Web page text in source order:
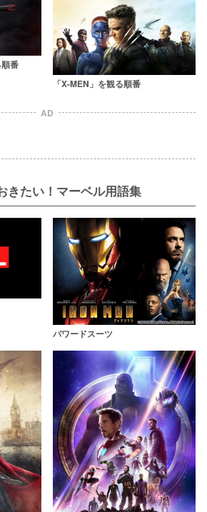
番
「X-MEN」を観る順番
AD
きたい！マーベル用語集
パワードスーツ